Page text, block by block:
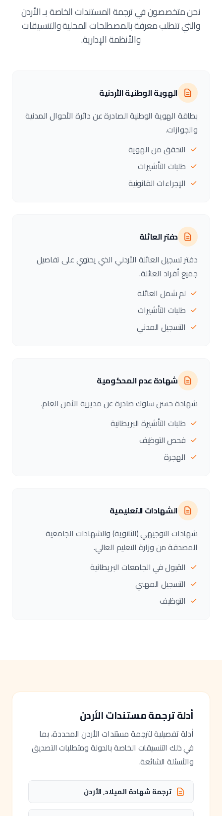
نحن متخصصون في ترجمة المستندات الخاصة بـ الأردن
والتي تتطلب معرفة بالمصطلحات المحلية والتنسيقات
والأنظمة الإدارية.
الهوية الوطنية الأردنية
بطاقة الهوية الوطنية الصادرة عن دائرة الأحوال المدنية
والجوازات.
التحقق من الهوية
طلبات التأشيرات
الإجراءات القانونية
دفتر العائلة
دفتر تسجيل العائلة الأردني الذي يحتوي على تفاصيل
جميع أفراد العائلة.
لم شمل العائلة
طلبات التأشيرات
التسجيل المدني
شهادة عدم المحكومية
شهادة حسن سلوك صادرة عن مديرية الأمن العام.
طلبات التأشيرة البريطانية
فحص التوظيف
الهجرة
الشهادات التعليمية
شهادات التوجيهي (الثانوية) والشهادات الجامعية
المصدقة من وزارة التعليم العالي.
القبول في الجامعات البريطانية
التسجيل المهني
التوظيف
أدلة ترجمة مستندات الأردن
أدلة تفصيلية لترجمة مستندات الأردن المحددة، بما
في ذلك التنسيقات الخاصة بالدولة ومتطلبات التصديق
والأسئلة الشائعة.
ترجمة شهادة الميلاد, الأردن